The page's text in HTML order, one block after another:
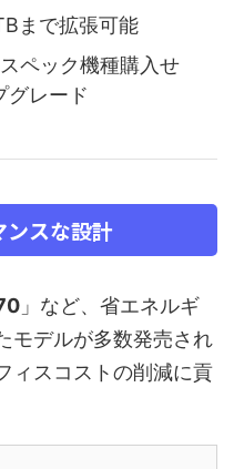
まで拡張可能
ペック機種購入せ
グレード
スな設計
」など、省エネルギ
モデルが多数発売され
ィスコストの削減に貢